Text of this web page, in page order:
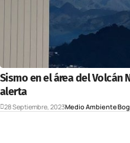
Sismo en el área del Volcán
alerta
28 Septiembre, 2023Medio Ambiente